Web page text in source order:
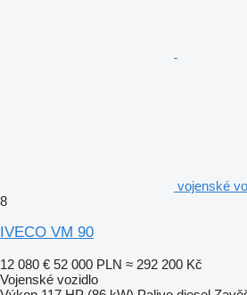
vojenské
8
IVECO VM 90
12 080 € 52 000 PLN ≈ 292 200 Kč
Vojenské vozidlo